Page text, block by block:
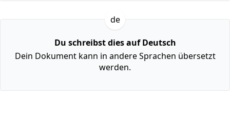
de
Du schreibst dies auf Deutsch
Dein Dokument kann in andere Sprachen übersetzt
werden.